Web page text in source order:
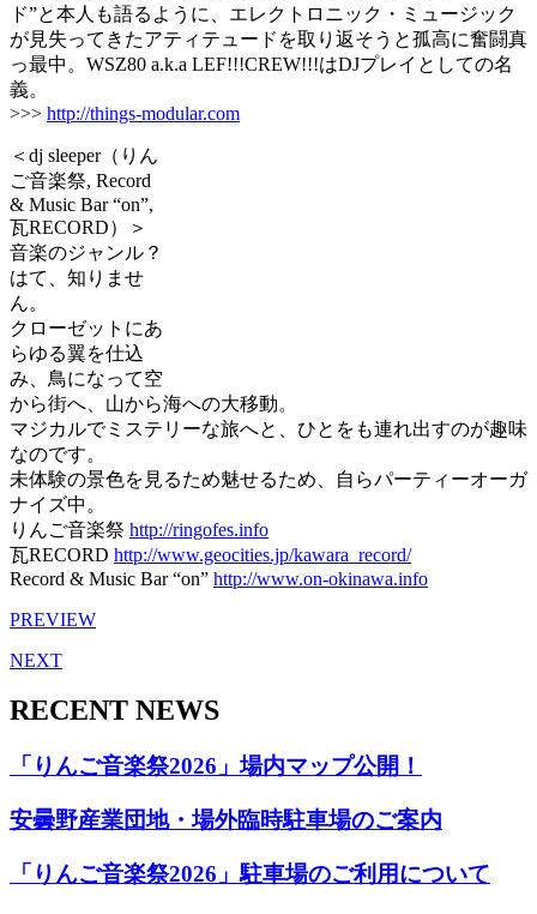
ド”と本人も語るように、エレクトロニック・ミュージック
が見失ってきたアティテュードを取り返そうと孤高に奮闘真
っ最中。WSZ80 a.k.a LEF!!!CREW!!!はDJプレイとしての名
義。
>>> http://things-modular.com
＜dj sleeper（りん
ご音楽祭, Record
& Music Bar “on”,
瓦RECORD）＞
音楽のジャンル？
はて、知りませ
ん。
クローゼットにあ
らゆる翼を仕込
み、鳥になって空
から街へ、山から海への大移動。
マジカルでミステリーな旅へと、ひとをも連れ出すのが趣味
なのです。
未体験の景色を見るため魅せるため、自らパーティーオーガ
ナイズ中。
りんご音楽祭 http://ringofes.info
瓦RECORD http://www.geocities.jp/kawara_record/
Record & Music Bar “on” http://www.on-okinawa.info
PREVIEW
NEXT
RECENT NEWS
「りんご音楽祭2026」場内マップ公開！
安曇野産業団地・場外臨時駐車場のご案内
「りんご音楽祭2026」駐車場のご利用について